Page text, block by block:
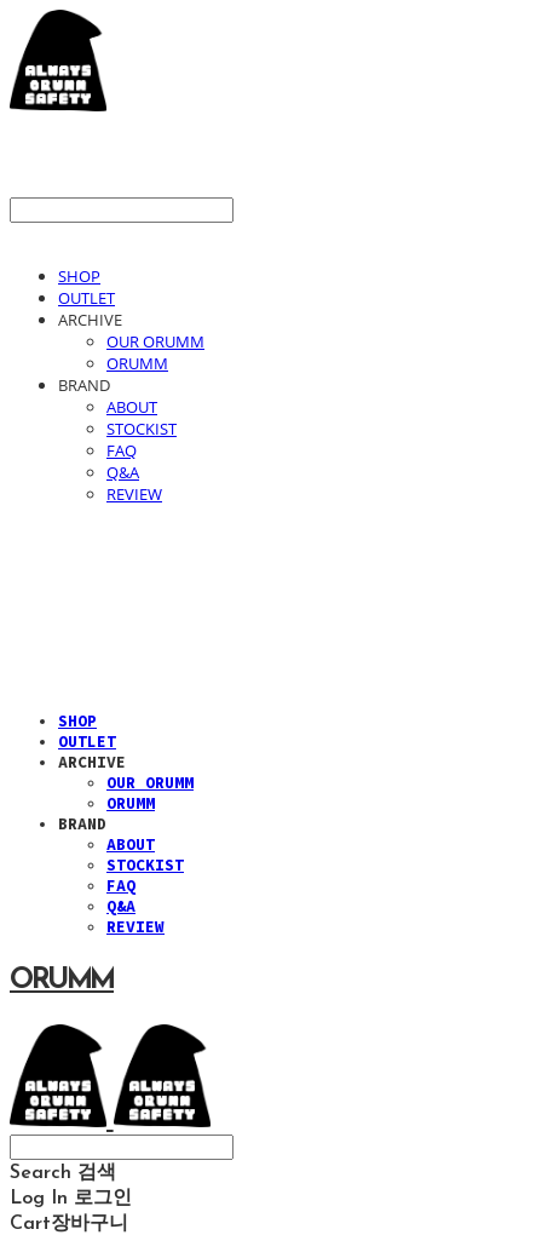
SHOP
OUTLET
ARCHIVE
OUR ORUMM
ORUMM
BRAND
ABOUT
STOCKIST
FAQ
Q&A
REVIEW
SHOP
OUTLET
ARCHIVE
OUR ORUMM
ORUMM
BRAND
ABOUT
STOCKIST
FAQ
Q&A
REVIEW
ORUMM
Search 검색
Log In 로그인
Cart장바구니